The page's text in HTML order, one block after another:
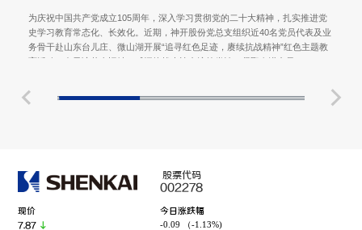
为庆祝中国共产党成立105周年，深入学习贯彻党的二十大精神，扎实推进党
史学习教育常态化、长效化。近期，神开股份党总支组织近40名党员代表及业
务骨干赴山东台儿庄、微山湖开展“追寻红色足迹，赓续抗战精神”红色主题教
股票代码
002278
现价
7.87
今日涨跌幅
-0.09 （-1.13%)